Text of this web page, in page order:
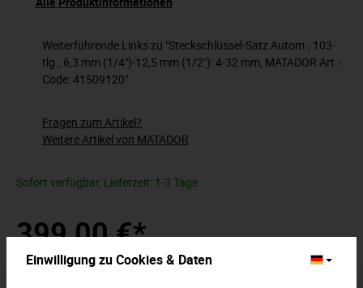
Weiterführende Links zu "Steckschlüssel-Satz Autom., 103-
tlg., 6,3 mm (1/4")-12,5 mm (1/2"): 4-32 mm, MATADOR Art.-
Code: 41509120"
Fragen zum Artikel?
Weitere Artikel von MATADOR
Sofort verfügbar, Lieferzeit: 1-3 Tage
399,00 €*
Preise inkl. MwSt. zzgl. Versandkosten
Einwilligung zu Cookies & Daten